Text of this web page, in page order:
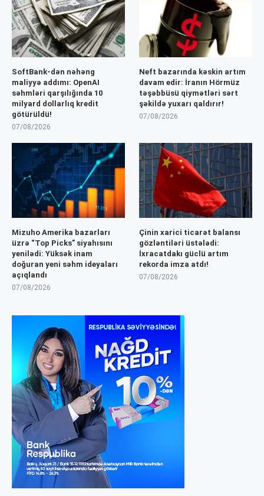
SoftBank-dən nəhəng
maliyyə addımı: OpenAI
səhmləri qarşılığında 10
milyard dollarlıq kredit
götürüldü!
07/08/2026
Neft bazarında kəskin artım
davam edir: İranın Hörmüz
təşəbbüsü qiymətləri sərt
şəkildə yuxarı qaldırır!
07/08/2026
Mizuho Amerika bazarları
üzrə “Top Picks” siyahısını
yenilədi: Yüksək inam
doğuran yeni səhm ideyaları
açıqlandı
07/08/2026
Çinin xarici ticarət balansı
gözləntiləri üstələdi:
İxracatdakı güclü artım
rekorda imza atdı!
07/08/2026